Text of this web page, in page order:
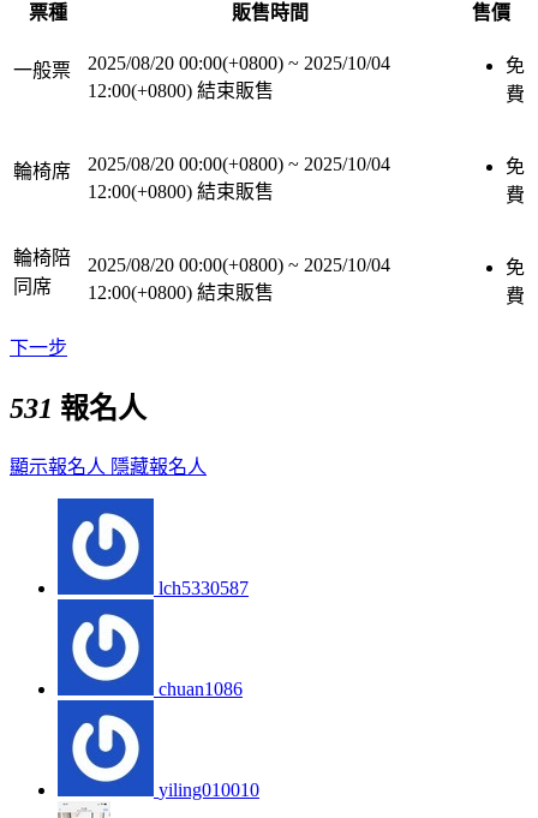
票種 販售時間 售價
一般票 2025/08/20 00:00(+0800) ~ 2025/10/04
12:00(+0800) 結束販售
免
費
輪椅席 2025/08/20 00:00(+0800) ~ 2025/10/04
12:00(+0800) 結束販售
免
費
輪椅陪
同席
2025/08/20 00:00(+0800) ~ 2025/10/04
12:00(+0800) 結束販售
免
費
下一步
531 報名人
顯示報名人 隱藏報名人
lch5330587
chuan1086
yiling010010